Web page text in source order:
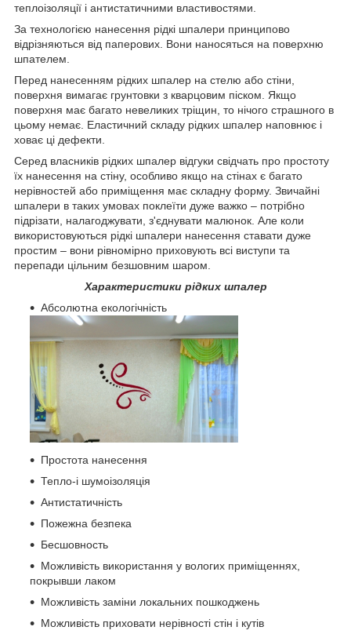
теплоізоляції і антистатичними властивостями.
За технологією нанесення рідкі шпалери принципово
відрізняються від паперових. Вони наносяться на поверхню
шпателем.
Перед нанесенням рідких шпалер на стелю або стіни,
поверхня вимагає грунтовки з кварцовим піском. Якщо
поверхня має багато невеликих тріщин, то нічого страшного в
цьому немає. Еластичний складу рідких шпалер наповнює і
ховає ці дефекти.
Серед власників рідких шпалер відгуки свідчать про простоту
їх нанесення на стіну, особливо якщо на стінах є багато
нерівностей або приміщення має складну форму. Звичайні
шпалери в таких умовах поклеїти дуже важко – потрібно
підрізати, налагоджувати, з'єднувати малюнок. Але коли
використовуються рідкі шпалери нанесення ставати дуже
простим – вони рівномірно приховують всі виступи та
перепади цільним безшовним шаром.
Характеристики рідких шпалер
Абсолютна екологічність
Простота нанесення
Тепло-і шумоізоляція
Антистатичність
Пожежна безпека
Бесшовность
Можливість використання у вологих приміщеннях,
покрывши лаком
Можливість заміни локальних пошкоджень
Можливість приховати нерівності стін і кутів